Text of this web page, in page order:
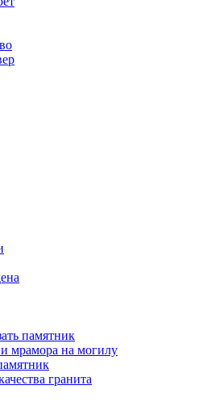
памятник
мрамора на могилу
гранита